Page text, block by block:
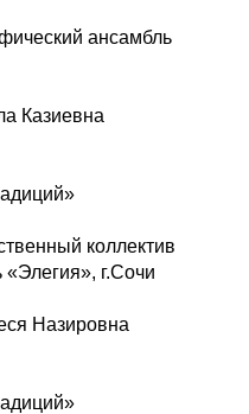
ансамбль
Казиевна
коллектив
г.Сочи
Назировна